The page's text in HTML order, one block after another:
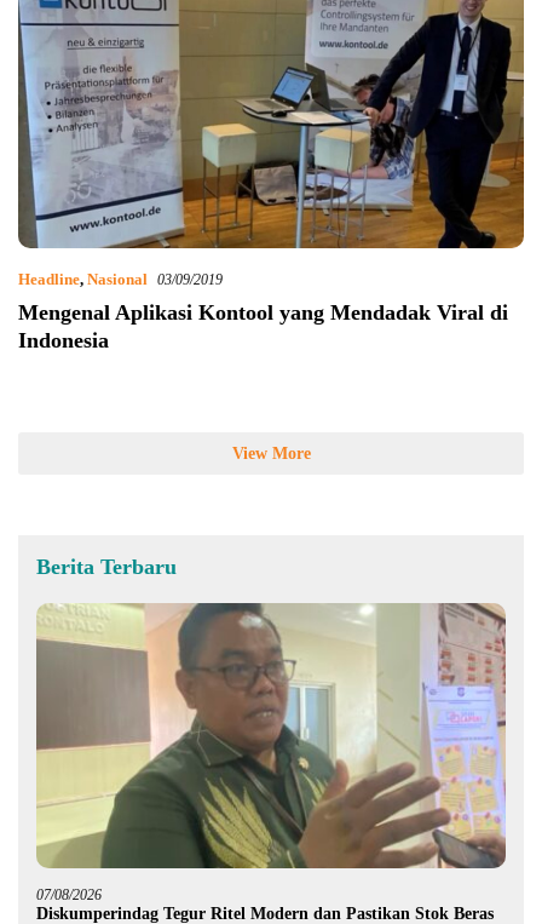
Headline, Nasional 03/09/2019
Mengenal Aplikasi Kontool yang Mendadak Viral di
Indonesia
View More
Berita Terbaru
07/08/2026
Diskumperindag Tegur Ritel Modern dan Pastikan Stok Beras